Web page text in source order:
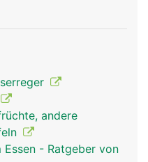
andere
Essen - Ratgeber von